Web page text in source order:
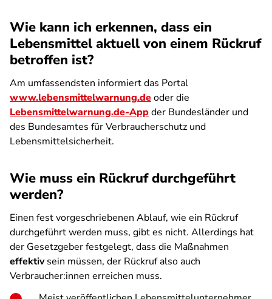
Wie kann ich erkennen, dass ein
Lebensmittel aktuell von einem Rückruf
betroffen ist?
Am umfassendsten informiert das Portal
www.lebensmittelwarnung.deoder die
Lebensmittelwarnung.de-Appder Bundesländer und
des Bundesamtes für Verbraucherschutz und
Lebensmittelsicherheit.
Wie muss ein Rückruf durchgeführt
werden?
Einen fest vorgeschriebenen Ablauf, wie ein Rückruf
durchgeführt werden muss, gibt es nicht. Allerdings hat
der Gesetzgeber festgelegt, dass die Maßnahmen
effektivsein müssen, der Rückruf also auch
Verbraucher:innen erreichen muss.